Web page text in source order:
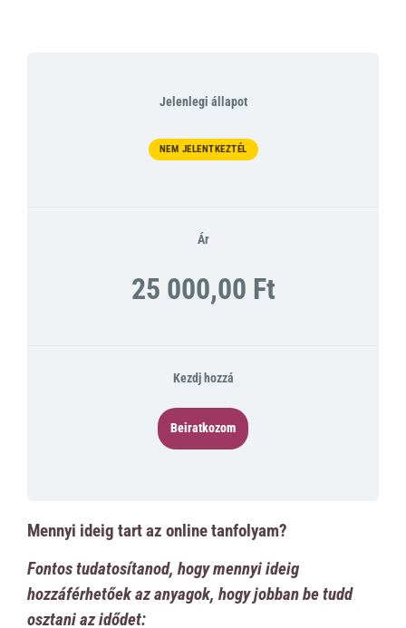
Jelenlegi állapot
NEM JELENTKEZTÉL
Ár
25 000,00 Ft
Kezdj hozzá
Beiratkozom
Mennyi ideig tart az online tanfolyam?
Fontos tudatosítanod, hogy mennyi ideig
hozzáférhetőek az anyagok, hogy jobban be tudd
osztani az idődet: